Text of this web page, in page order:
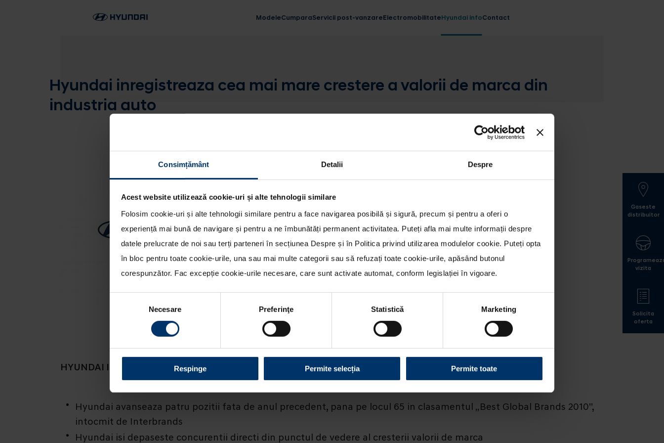
Consimțământ Detalii Despre
Acest website utilizează cookie-uri și alte tehnologii similare
Folosim cookie-uri și alte tehnologii similare pentru a face navigarea posibilă și sigură, precum și pentru a oferi o
experiență mai bună de navigare și pentru a ne îmbunătăți permanent activitatea. Puteți afla mai multe informații despre
datele prelucrate de noi sau terți parteneri în secțiunea Despre și în Politica privind utilizarea modulelor cookie. Puteți opta
în bloc pentru toate cookie-urile, una sau mai multe categorii sau să refuzați toate cookie-urile, apăsând butonul
corespunzător. Fac excepție cookie-urile necesare, care sunt activate automat, conform legislației în vigoare.
consimțământului
Necesare Preferinţe Statistică Marketing
Respinge Permite selecția Permite toate
Hyundai inregistreaza cea mai mare crestere a valorii de marca din
industria auto
HYUNDAI INREGISTREAZA CEA MAI MARE CRESTERE A VALORII DE MARCA DIN INDUSTRIA AUTO
Hyundai avanseaza patru pozitii fata de anul precedent, pana pe locul 65 in clasamentul „Best Global Brands 2010”,
intocmit de Interbrands
Hyundai isi depaseste concurentii directi din punctul de vedere al cresterii valorii de marca
ModeleCumparaServicii post-vanzareElectromobilitateHyundai infoContact
Gaseste
distribuitor
vizita
Solicita
oferta